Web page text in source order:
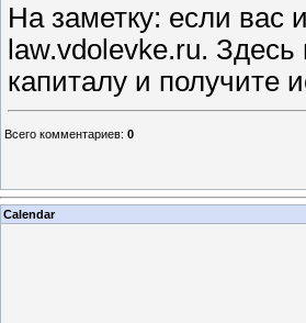
На заметку: если вас
law.vdolevke.ru.
капиталу и получите
Всего комментариев: 0
Calendar